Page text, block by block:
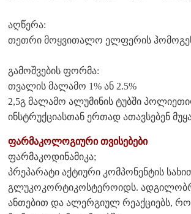
აღწერა:
თეთრი მოყვითალო ელფერის
გამოშვების ფორმა:
თვალის მალამო 1% ან 2.5%
2,5გ მალამო ალუმინის ტუბში
ინსტრუქციასთან ერთად ათავსებენ
ფარმაკოლოგიური თვისებები
ფარმაკოდინამიკა;
პრეპარატი აქტიური კომპონენტის
გლუკოკორტიკოსტეროიდს.
ანთებით და ალერგიულ რეაქციებს,